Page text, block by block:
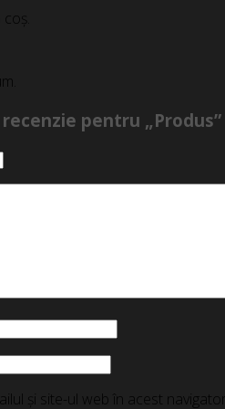
pentru „Produs”
și site-ul web în acest